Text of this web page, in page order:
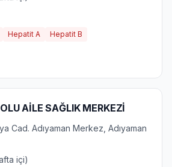
Hepatit A Hepatit B
AİLE SAĞLIK MERKEZİ
Cad. Adıyaman Merkez, Adıyaman
içi)